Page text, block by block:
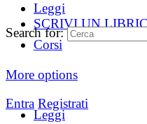
Leggi
SCRIVI UN
Corsi
More options
Entra Registrati
Search for:
Leggi